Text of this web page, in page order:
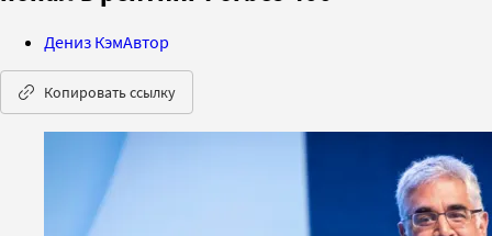
Дениз КэмАвтор
Копировать ссылку